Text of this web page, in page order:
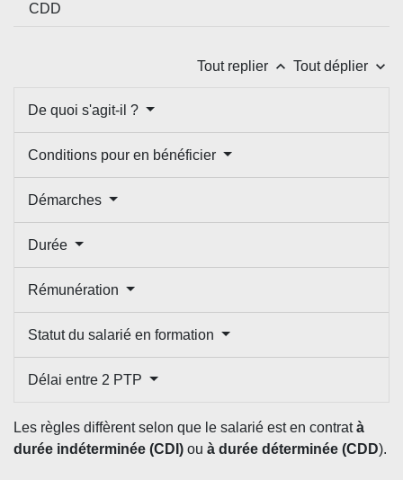
CDD
Tout replier keyboard_arrow_up Tout déplier keyboard_arrow_down
De quoi s'agit-il ?
Conditions pour en bénéficier
Démarches
Durée
Rémunération
Statut du salarié en formation
Délai entre 2 PTP
Les règles diffèrent selon que le salarié est en contratà
durée indéterminée (CDI) ou à durée déterminée (CDD).